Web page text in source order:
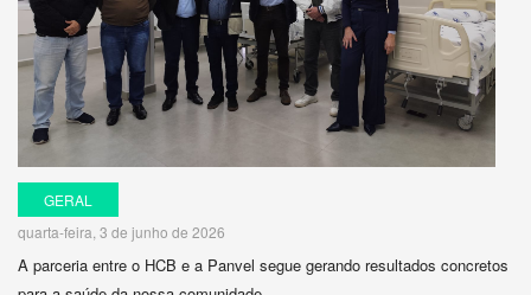
GERAL
quarta-feira, 3 de junho de 2026
A parceria entre o HCB e a Panvel segue gerando resultados concretos